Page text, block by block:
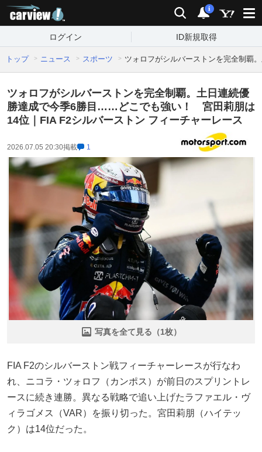
検索 通知
i
ログイン ID新規取得
トップ ニュース スポーツ ツォロフがシルバーストンを完全制覇
ツォロフがシルバーストンを完全制覇。土日連続優
勝達成で今季6勝目……どこでも強い！ 宮田莉朋は
14位｜FIA F2シルバーストン フィーチャーレース
2026.07.05 20:30掲載 1
写真を全て見る（1枚）
FIA F2のシルバーストン戦フィーチャーレースが行なわ
れ、ニコラ・ツォロフ（カンポス）が前日のスプリントレ
ースに続き連勝。異なる戦略で追い上げたラファエル・ヴ
ィラゴメス（VAR）を振り切った。宮田莉朋（ハイテッ
ク）は14位だった。